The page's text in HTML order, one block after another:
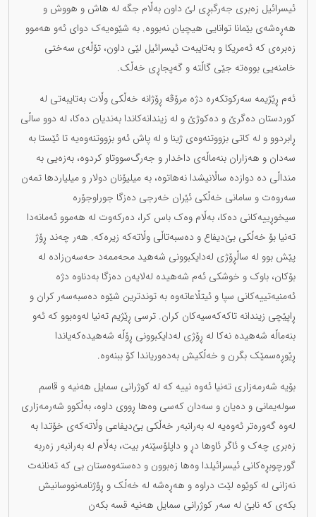
ئیسرائیل زەبری جەرگبڕی لێ داون بەڵام جگە لە هاش و هووش و
هەڕەشەی بێمانا توانایی هیچیان نەبووە. بە شێوەیەک دوای ئەو هەموو
زەبرەی کە ئەمریکا و بەتایبەت ئیسرائیل لێی داون، تۆڵەی سەختی
خامنەیی بووەتە جێی گاڵتە و گەپجاڕی خەڵک.
ئەم ڕێژیمە سەرکوتکەرە دژە مرۆڤە ڕۆژانە خەڵکی وڵات بەتایبەتی لە
کوردستان دەگرێ و دەکوژێ و لە زیندانەکاندا بەندیان دەکا، لە دوو ساڵی
ڕابردوو و لە کاتی بزووتنەوەی ژینا و لە پاش ئەو بزووتنەوەیە تا ئێستا بە
سەدان و هەزاران بنەماڵەی داخدار و جەرگ‌سووتاو کردوە، بەزەیی بە
منداڵی دە دوازدە ساڵانیشدا نەهاتوە، بە میلیۆنان دولار و میلیاردها تمەن
سەروەت و سامانی خەڵکی ئێران خەرجی دەزگا جوراوجۆرە
سیخوڕییەکانی دەکا، بەڵام وەک باس کرا، دەرکەوت لە هەموو ئەمانەدا
تەنیا بۆ خەڵکی بێ‌دیفاع و دەسبەتاڵی وڵاتەکە زیرەکە. هەر چەند ڕۆژ
پێش بوو لە ساڵڕۆژی لەدایکبوونی شەهید محەممەد حەسەن‌زادە لە
بۆکان، باوک و خوشکی ئەم شەهیدە لەلایەن دەزگا بەدناوە دژە
ئەمنیەتییەکانی سپا و ئیتڵاعاتەوە بە توندترین شێوە دەسبەسەر کران و
ڕاپێچی زیندانە تاکەکەسیەکان کران. ترسی ڕێژیم تەنیا لەوەبوو کە ئەو
بنەماڵە شەهیدە نەکا لە ڕۆژی لەدایکبوونی ڕۆڵە شەهیدەکەیاندا
ڕێوڕەسمێک بگرن و خەڵکیش بەدەوریاندا کۆ ببنەوە.
بۆیە شەرمەزاری تەنیا ئەوە نییە کە لە کوژرانی سمایل هەنیە و قاسم
سولەیمانی و دەیان و سەدان کەسی وەها ڕووی داوە، بەڵکوو شەرمەزاری
لەوە گەورەتر ئەوەیە لە بەرانبەر خەڵکی بێ‌دیفاعی وڵاتەکەی خۆتدا بە
زەبری چەک و ئاگر ئاوها دڕ و داپلۆسێنەر بیت، بەڵام لە بەرانبەر زەربە
گورچوبڕەکانی ئیسرائیلدا وەها زەبوون و دەستەوەستان بی کە تەنانەت
نەزانی لە کوێوە لێت دراوە و هەڕەشە لە خەڵک و ڕۆژنامەنووسانیش
بکەی کە نابێ لە سەر کوژرانی سمایل هەنیە قسە بکەن